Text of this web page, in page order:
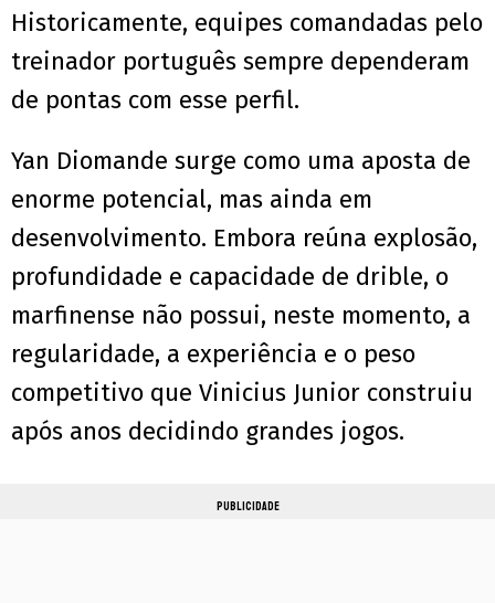
Historicamente, equipes comandadas pelo
treinador português sempre dependeram
de pontas com esse perfil.
Yan Diomande surge como uma aposta de
enorme potencial, mas ainda em
desenvolvimento. Embora reúna explosão,
profundidade e capacidade de drible, o
marfinense não possui, neste momento, a
regularidade, a experiência e o peso
competitivo que Vinicius Junior construiu
após anos decidindo grandes jogos.
PUBLICIDADE